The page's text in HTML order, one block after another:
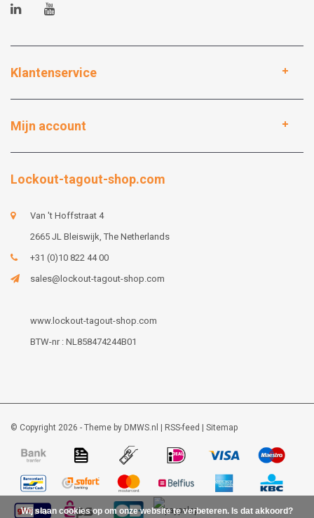
Klantenservice
Mijn account
Lockout-tagout-shop.com
Van 't Hoffstraat 4
2665 JL Bleiswijk, The Netherlands
+31 (0)10 822 44 00
sales@lockout-tagout-shop.com
www.lockout-tagout-shop.com
BTW-nr : NL858474244B01
© Copyright 2026 - Theme by DMWS.nl RSS-feed Sitemap
Wij slaan cookies op om onze website te verbeteren. Is dat akkoord?